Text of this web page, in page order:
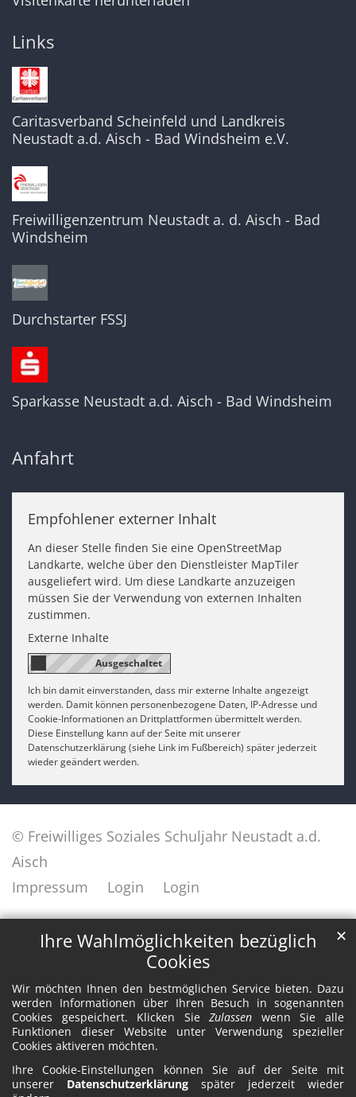
Ihre Wahlmöglichkeiten bezüglich
Cookies
Wir möchten Ihnen den bestmöglichen Service bieten. Dazu
werden Informationen über Ihren Besuch in sogenannten
Cookies gespeichert. Klicken SieZulassen wenn Sie alle
Funktionen dieser Website unter Verwendung spezieller
Cookies aktiveren möchten.
Ihre Cookie-Einstellungen können Sie auf der Seite mit
unserer Datenschutzerklärung später jederzeit wieder
✕
Links
Caritasverband Scheinfeld und Landkreis
Neustadt a.d. Aisch - Bad Windsheim e.V.
Freiwilligenzentrum Neustadt a. d. Aisch - Bad
Windsheim
Durchstarter FSSJ
Sparkasse Neustadt a.d. Aisch - Bad Windsheim
Anfahrt
Empfohlener externer Inhalt
An dieser Stelle finden Sie eine OpenStreetMap
Landkarte, welche über den Dienstleister MapTiler
ausgeliefert wird. Um diese Landkarte anzuzeigen
müssen Sie der Verwendung von externen Inhalten
zustimmen.
Externe Inhalte
Ich bin damit einverstanden, dass mir externe Inhalte angezeigt
werden. Damit können personenbezogene Daten, IP-Adresse und
Cookie-Informationen an Drittplattformen übermittelt werden.
Diese Einstellung kann auf der Seite mit unserer
Datenschutzerklärung (siehe Link im Fußbereich) später jederzeit
wieder geändert werden.
© Freiwilliges Soziales Schuljahr Neustadt a.d.
Aisch
Impressum
Login Login